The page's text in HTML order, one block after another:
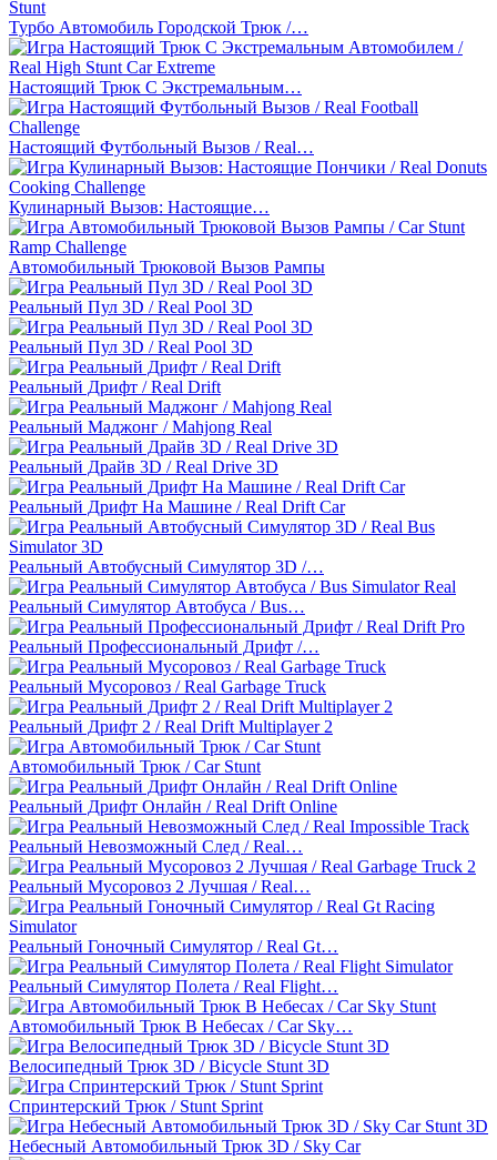
Турбо Автомобиль Городской Трюк /…
Настоящий Трюк С Экстремальным…
Настоящий Футбольный Вызов / Real…
Кулинарный Вызов: Настоящие…
Автомобильный Трюковой Вызов Рампы
Реальный Пул 3D / Real Pool 3D
Реальный Пул 3D / Real Pool 3D
Реальный Дрифт / Real Drift
Реальный Маджонг / Mahjong Real
Реальный Драйв 3D / Real Drive 3D
Реальный Дрифт На Машине / Real Drift Car
Реальный Автобусный Симулятор 3D /…
Реальный Симулятор Автобуса / Bus…
Реальный Профессиональный Дрифт /…
Реальный Мусоровоз / Real Garbage Truck
Реальный Дрифт 2 / Real Drift Multiplayer 2
Автомобильный Трюк / Car Stunt
Реальный Дрифт Онлайн / Real Drift Online
Реальный Невозможный След / Real…
Реальный Мусоровоз 2 Лучшая / Real…
Реальный Гоночный Симулятор / Real Gt…
Реальный Симулятор Полета / Real Flight…
Автомобильный Трюк В Небесах / Car Sky…
Велосипедный Трюк 3D / Bicycle Stunt 3D
Спринтерский Трюк / Stunt Sprint
Небесный Автомобильный Трюк 3D / Sky Car